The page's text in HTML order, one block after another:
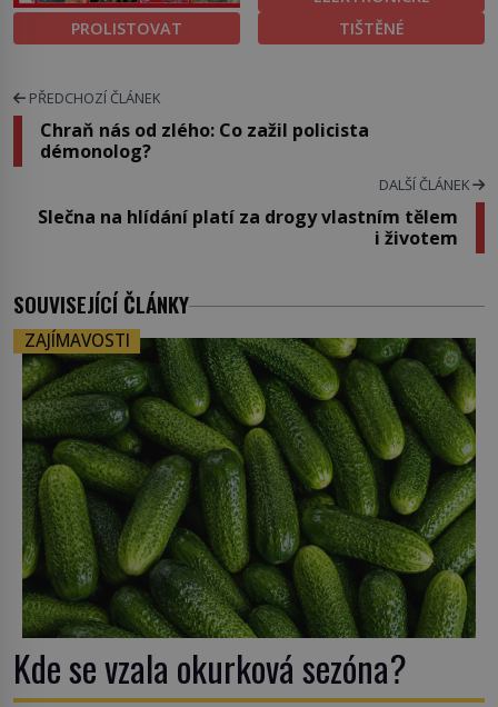
PROLISTOVAT
TIŠTĚNÉ
PŘEDCHOZÍ ČLÁNEK
Chraň nás od zlého: Co zažil policista
démonolog?
DALŠÍ ČLÁNEK
Slečna na hlídání platí za drogy vlastním tělem
i životem
SOUVISEJÍCÍ ČLÁNKY
ZAJÍMAVOSTI
Kde se vzala okurková sezóna?